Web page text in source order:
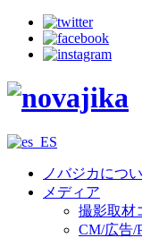
ノバジカにつ
メディア
撮影取材
CM/広告/